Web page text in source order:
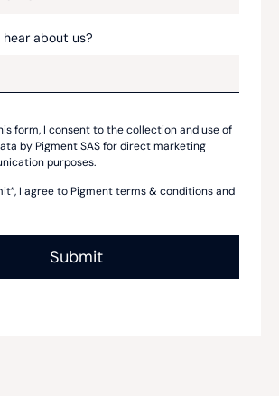
about us?
form, I consent to the collection and use of
by Pigment SAS for direct marketing
purposes.
I agree to Pigment terms & conditions and